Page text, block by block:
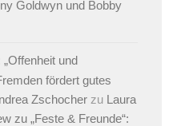
Goldwyn und Bobby
und
fördert gutes
Zschocher zu Laura
zu „Feste & Freunde“: